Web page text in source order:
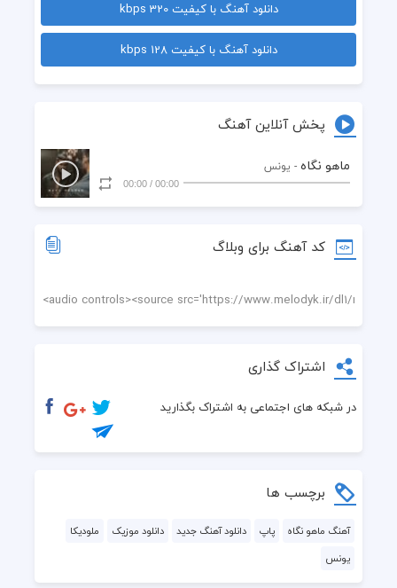
ما ک شبو روزو با هم باشیم
بازم کمه بزار برن همه
دیگ بسمه خودت بسمه خودت
همتون فقط خودتونو می‌بینید
مثل دیوونه ها تورو میزدم صدا
هنوز حرف میزنم شبا با ستاره ها
دانلود آهنگ با کیفیت 320 kbps
دانلود آهنگ با کیفیت 128 kbps
پخش آنلاین آهنگ
ماهو نگاه - یونس
00:00
/
00:00
کد آهنگ برای وبلاگ
اشتراک گذاری
در شبکه های اجتماعی به اشتراک بگذارید
برچسب ها
آهنگ ماهو نگاه پاپ دانلود آهنگ جدید دانلود موزیک
ملودیکا
یونس